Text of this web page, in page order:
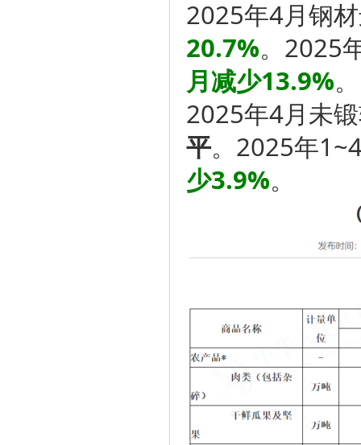
2025年4月钢
20.7%。2025
月减少13.9%。
2025年4月未
平。2025年
少3.9%。